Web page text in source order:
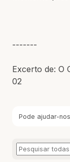
-------
Excerto de: O
02
Pode ajudar-